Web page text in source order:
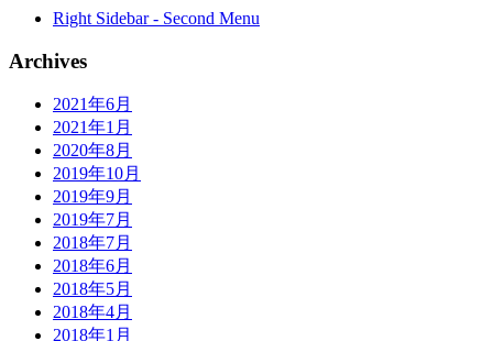
Right Sidebar - Second Menu
Archives
2021年6月
2021年1月
2020年8月
2019年10月
2019年9月
2019年7月
2018年7月
2018年6月
2018年5月
2018年4月
2018年1月